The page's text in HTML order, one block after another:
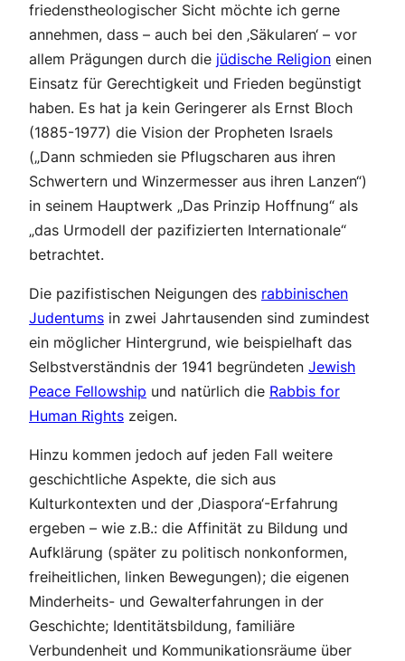
friedenstheologischer Sicht möchte ich gerne
annehmen, dass – auch bei den ‚Säkularen‘ – vor
allem Prägungen durch die jüdische Religion einen
Einsatz für Gerechtigkeit und Frieden begünstigt
haben. Es hat ja kein Geringerer als Ernst Bloch
(1885-1977) die Vision der Propheten Israels
(„Dann schmieden sie Pflugscharen aus ihren
Schwertern und Winzermesser aus ihren Lanzen“)
in seinem Hauptwerk „Das Prinzip Hoffnung“ als
„das Urmodell der pazifizierten Internationale“
betrachtet.
Die pazifistischen Neigungen des rabbinischen
Judentums in zwei Jahrtausenden sind zumindest
ein möglicher Hintergrund, wie beispielhaft das
Selbstverständnis der 1941 begründeten Jewish
Peace Fellowship und natürlich die Rabbis for
Human Rights zeigen.
Hinzu kommen jedoch auf jeden Fall weitere
geschichtliche Aspekte, die sich aus
Kulturkontexten und der ‚Diaspora‘-Erfahrung
ergeben – wie z.B.: die Affinität zu Bildung und
Aufklärung (später zu politisch nonkonformen,
freiheitlichen, linken Bewegungen); die eigenen
Minderheits- und Gewalterfahrungen in der
Geschichte; Identitätsbildung, familiäre
Verbundenheit und Kommunikationsräume über